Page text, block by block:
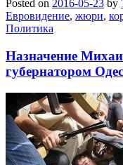
Posted on 2016-05-23 by
Евровидение, жюри,
Политика
Назначение
губернатором